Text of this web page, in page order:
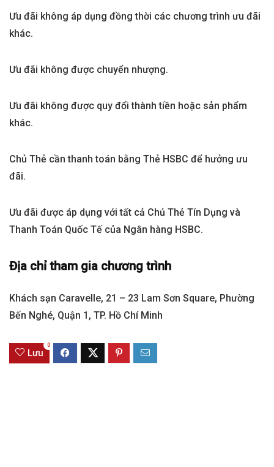
Ưu đãi không áp dụng đồng thời các chương trình ưu đãi
khác.
Ưu đãi không được chuyển nhượng.
Ưu đãi không được quy đổi thành tiền hoặc sản phẩm
khác.
Chủ Thẻ cần thanh toán bằng Thẻ HSBC để hưởng ưu
đãi.
Ưu đãi được áp dụng với tất cả Chủ Thẻ Tín Dụng và
Thanh Toán Quốc Tế của Ngân hàng HSBC.
Địa chỉ tham gia chương trình
Khách sạn Caravelle, 21 – 23 Lam Sơn Square, Phường
Bến Nghé, Quận 1, TP. Hồ Chí Minh
Lưu
0